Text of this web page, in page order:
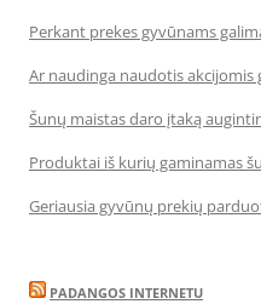
Perkant prekes gyvūnams
Ar naudinga naudotis
Šunų maistas daro įtaką
Produktai iš kurių gaminamas
Geriausia gyvūnų prekių
PADANGOS INTERNETU